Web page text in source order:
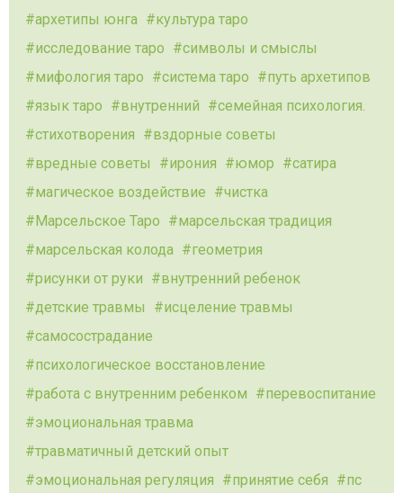
архетипы юнга
культура таро
исследование таро
символы и смыслы
мифология таро
система таро
путь архетипов
язык таро
внутренний
семейная психология.
стихотворения
вздорные советы
вредные советы
ирония юмор
сатира
магическое воздействие
чистка
Марсельское Таро
марсельская традиция
марсельская колода
геометрия
рисунки от руки
внутренний ребенок
детские травмы
исцеление травмы
самосострадание
психологическое восстановление
работа с внутренним ребенком
перевоспитание
эмоциональная травма
травматичный детский опыт
эмоциональная регуляция
принятие себя
пс